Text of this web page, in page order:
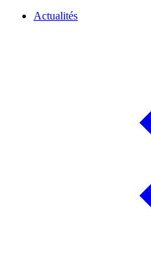
Actualités